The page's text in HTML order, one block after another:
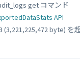
get コマンド
API
byte) を